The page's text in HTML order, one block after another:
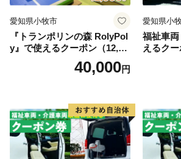
界でもっとも北にあるサンゴの海、そ
端にある串本の海なのです。
また、串本の海は暖かい海と冷たい
にあるため、海の中に四季がありま
サンゴ中心の景観を見せますが、冬
り、温帯的景観と熱帯的景観が混じる
ます。このような環境は世界的に見て
ものです。
愛知県小牧市
『トランポリンの森 RolyPol
y』で使えるクーポン（12,00
40,000円
愛知県小
福祉車
えるク